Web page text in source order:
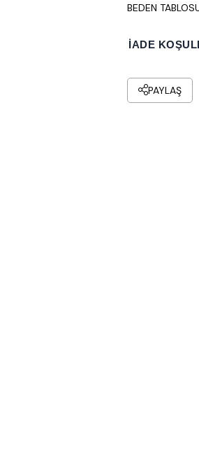
BEDEN
İADE
PAYLAŞ